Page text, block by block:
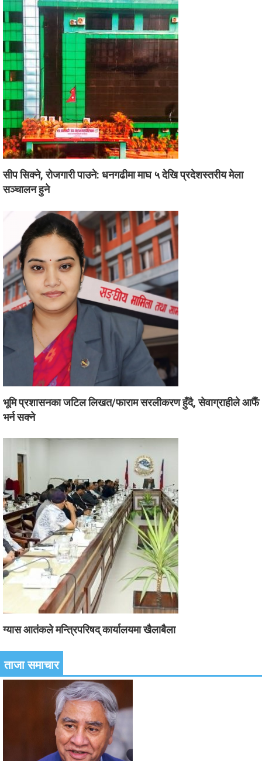
सीप सिक्ने, रोजगारी पाउने: धनगढीमा माघ ५ देखि प्रदेशस्तरीय मेला
सञ्चालन हुने
भूमि प्रशासनका जटिल लिखत/फाराम सरलीकरण हुँदै, सेवाग्राहीले आफैँ
भर्न सक्ने
ग्यास आतंकले मन्त्रिपरिषद् कार्यालयमा खैलाबैला
ताजा समाचार